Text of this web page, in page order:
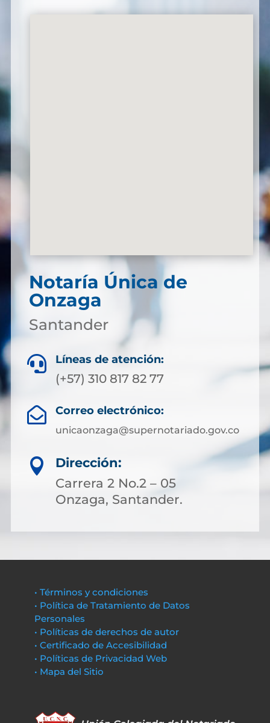
Notaría Única de
Onzaga
Santander
 Líneas de atención:
(+57) 310 817 82 77
 Correo electrónico:
unicaonzaga@supernotariado.gov.co

Dirección:
Carrera 2 No.2 – 05
Onzaga, Santander.
• Términos y condiciones
• Política de Tratamiento de Datos
Personales
• Políticas de derechos de autor
• Certificado de Accesibilidad
• Políticas de Privacidad Web
• Mapa del Sitio